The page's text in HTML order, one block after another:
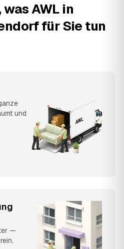
AWL in
für Sie tun
und
—